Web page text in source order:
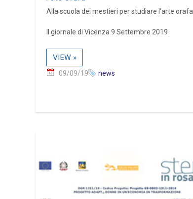
Alla scuola dei mestieri per studiare l'arte orafa
Il giornale di Vicenza 9 Settembre 2019
VIEW »
09/09/19 news